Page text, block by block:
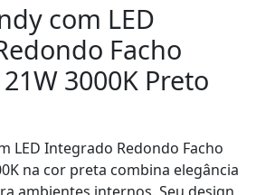
com LED
Facho
3000K Preto
LED Integrado Redondo Facho
na cor preta combina elegância